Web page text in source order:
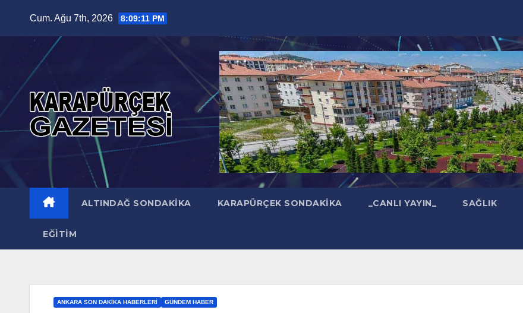
Cum. Ağu 7th, 2026 8:09:13 PM
ALTINDAĞ SONDAKIKA KARAPÜRÇEK SONDAKIKA _CANLI YAYIN_ SAĞLIK
EĞITIM
ANKARA SON DAKIKA HABERLERI GÜNDEM HABER